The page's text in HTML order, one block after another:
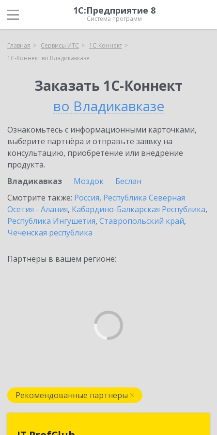
1С:Предприятие 8
Система программ
Главная Сервисы ИТС
1С-Коннект
1С-Коннект во Владикавказе
Заказать 1С-Коннект
во Владикавказе
Ознакомьтесь с информационными карточками,
выберите партнёра и отправьте заявку на
консультацию, приобретение или внедрение
продукта.
Владикавказ
Моздок
Беслан
Смотрите также: Россия, Республика Северная
Осетия - Алания, Кабардино-Балкарская Республика,
Республика Ингушетия, Ставропольский край,
Чеченская республика
Партнеры в вашем регионе:
Рекомендованные партнеры